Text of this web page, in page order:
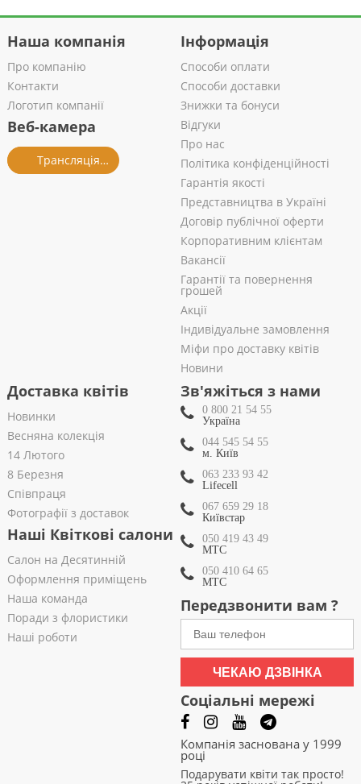
Наша компанія
Про компанію
Контакти
Логотип компанії
Веб-камера
Трансляція із салону
Інформація
Способи оплати
Способи доставки
Знижки та бонуси
Відгуки
Про нас
Політика конфіденційності
Гарантія якості
Представництва в Україні
Договір публічної оферти
Корпоративним клієнтам
Вакансії
Гарантії та повернення
грошей
Акції
Індивідуальне замовлення
Міфи про доставку квітів
Новини
Доставка квітів
Новинки
Весняна колекція
14 Лютого
8 Березня
Співпраця
Фотографії з доставок
Наші Квіткові салони
Салон на Десятинній
Оформлення приміщень
Наша команда
Поради з флористики
Наші роботи
Зв'яжіться з нами
0 800 21 54 55
Україна
044 545 54 55
м. Київ
063 233 93 42
Lifecell
067 659 29 18
Київстар
050 419 43 49
МТС
050 410 64 65
МТС
Передзвонити вам ?
ЧЕКАЮ ДЗВІНКА
Соціальні мережі
Компанія заснована у 1999
році
Подарувати квіти так просто!